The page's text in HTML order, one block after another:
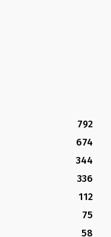
792
674
344
336
112
75
58